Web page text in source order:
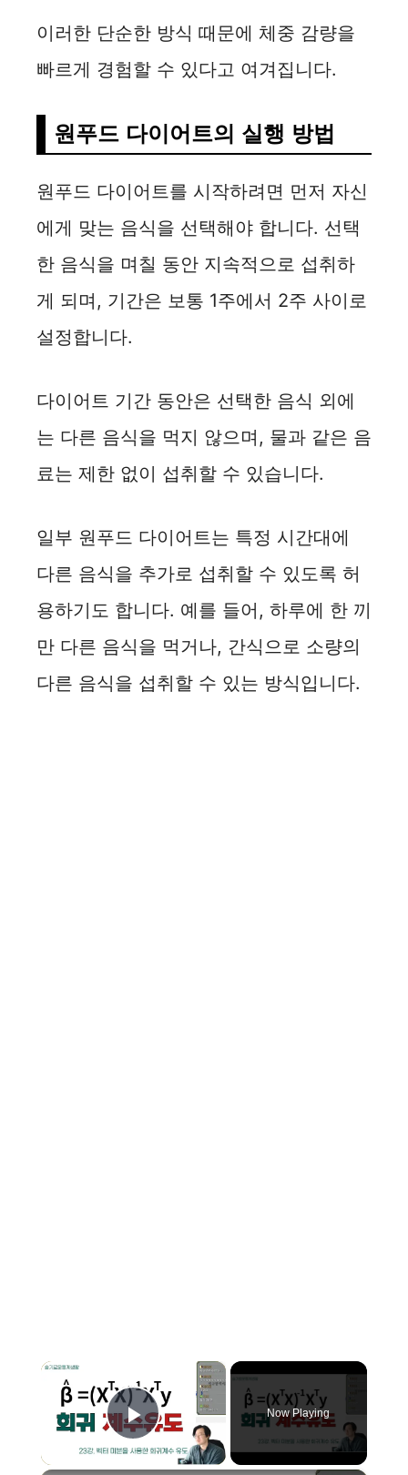
이러한 단순한 방식 때문에 체중 감량을
빠르게 경험할 수 있다고 여겨집니다.
원푸드 다이어트의 실행 방법
원푸드 다이어트를 시작하려면 먼저 자신
에게 맞는 음식을 선택해야 합니다. 선택
한 음식을 며칠 동안 지속적으로 섭취하
게 되며, 기간은 보통 1주에서 2주 사이로
설정합니다.
다이어트 기간 동안은 선택한 음식 외에
는 다른 음식을 먹지 않으며, 물과 같은 음
료는 제한 없이 섭취할 수 있습니다.
일부 원푸드 다이어트는 특정 시간대에
다른 음식을 추가로 섭취할 수 있도록 허
용하기도 합니다. 예를 들어, 하루에 한 끼
만 다른 음식을 먹거나, 간식으로 소량의
다른 음식을 섭취할 수 있는 방식입니다.
×
Play Video
Now Playing